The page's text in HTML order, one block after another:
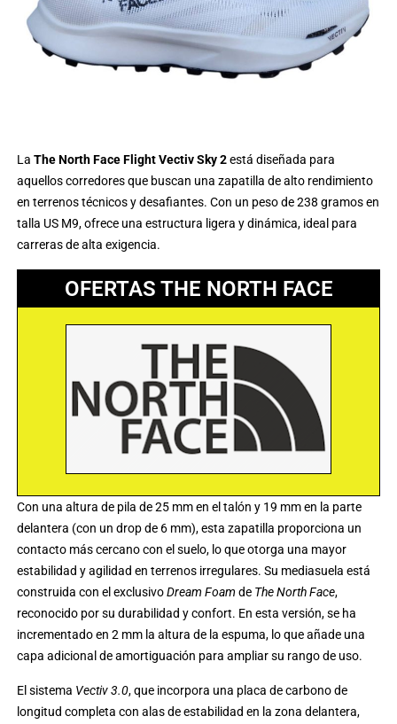
La The North Face Flight Vectiv Sky 2está diseñada para
aquellos corredores que buscan una zapatilla de alto rendimiento
en terrenos técnicos y desafiantes. Con un peso de 238 gramos en
talla US M9, ofrece una estructura ligera y dinámica, ideal para
carreras de alta exigencia.
OFERTAS THE NORTH FACE
Con una altura de pila de 25 mm en el talón y 19 mm en la parte
delantera (con un drop de 6 mm), esta zapatilla proporciona un
contacto más cercano con el suelo, lo que otorga una mayor
estabilidad y agilidad en terrenos irregulares. Su mediasuela está
construida con el exclusivoDream Foam de The North Face,
reconocido por su durabilidad y confort. En esta versión, se ha
incrementado en 2 mm la altura de la espuma, lo que añade una
capa adicional de amortiguación para ampliar su rango de uso.
El sistema Vectiv 3.0, que incorpora una placa de carbono de
longitud completa con alas de estabilidad en la zona delantera,